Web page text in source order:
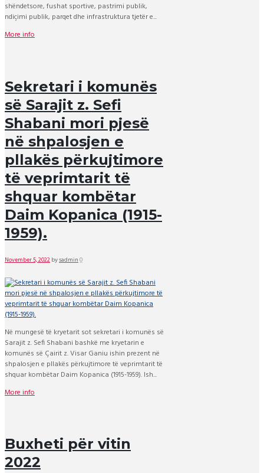
shëndetsore, fushat sportive, pastrimi publik,
ndiçimi publik, parqet dhe infrastruktura tjetër e...
More info
Sekretari i komunës
së Sarajit z. Sefi
Shabani mori pjesë
në shpalosjen e
pllakës përkujtimore
të veprimtarit të
shquar kombëtar
Daim Kopanica (1915-
1959).
November 5, 2022 bysadmin0
Në mungesë të kryetarit sot sekretari i komunës së
Sarajit z. Sefi Shabani bashkë me kryetarin e
komunës së Çairit z. Visar Ganiu ishin prezent në
shpalosjen e pllakës përkujtimore të veprimtarit të
shquar kombëtar Daim Kopanica (1915-1959). Ish...
More info
Buxheti për vitin
2022